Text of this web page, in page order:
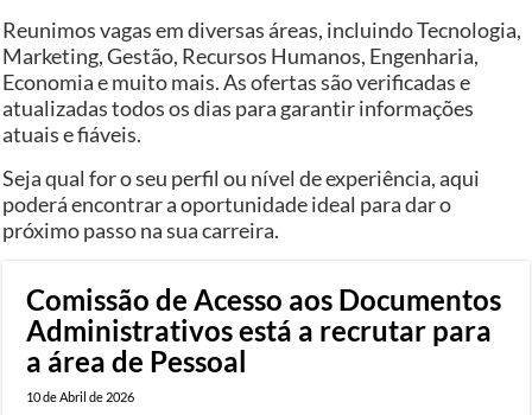
Reunimos vagas em diversas áreas, incluindo Tecnologia,
Marketing, Gestão, Recursos Humanos, Engenharia,
Economia e muito mais. As ofertas são verificadas e
atualizadas todos os dias para garantir informações
atuais e fiáveis.
Seja qual for o seu perfil ou nível de experiência, aqui
poderá encontrar a oportunidade ideal para dar o
próximo passo na sua carreira.
Comissão de Acesso aos Documentos
Administrativos está a recrutar para
a área de Pessoal
10 de Abril de 2026